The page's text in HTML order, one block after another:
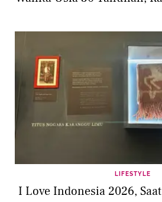
LIFESTYLE
I Love Indonesia 2026,